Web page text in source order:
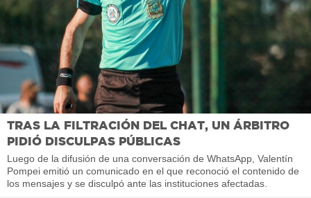
TRAS LA FILTRACIÓN DEL CHAT, UN ÁRBITRO
PIDIÓ DISCULPAS PÚBLICAS
Luego de la difusión de una conversación de WhatsApp, Valentín
Pompei emitió un comunicado en el que reconoció el contenido de
los mensajes y se disculpó ante las instituciones afectadas.